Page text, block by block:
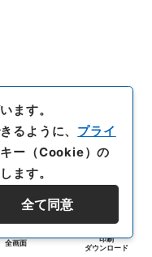
全画面
印刷
ダウンロード
ます。
るように、 プライ
ー（Cookie）の
ます。
全て同意